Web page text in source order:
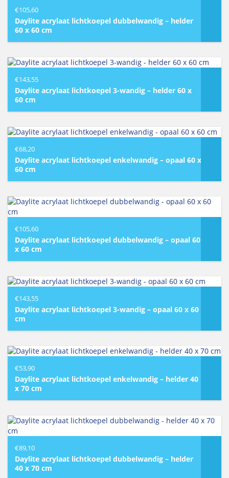
€105,60
Daylite acrylaat lichtkoepel dubbelwandig – helder
60 x 60 cm
€143,55
Daylite acrylaat lichtkoepel 3-wandig – helder 60 x
60 cm
€68,20
Daylite acrylaat lichtkoepel enkelwandig – opaal 60 x
60 cm
€105,60
Daylite acrylaat lichtkoepel dubbelwandig – opaal 60
x 60 cm
€143,55
Daylite acrylaat lichtkoepel 3-wandig – opaal 60 x 60
cm
€53,90
Daylite acrylaat lichtkoepel enkelwandig – helder 40
x 70 cm
€89,10
Daylite acrylaat lichtkoepel dubbelwandig – helder
40 x 70 cm